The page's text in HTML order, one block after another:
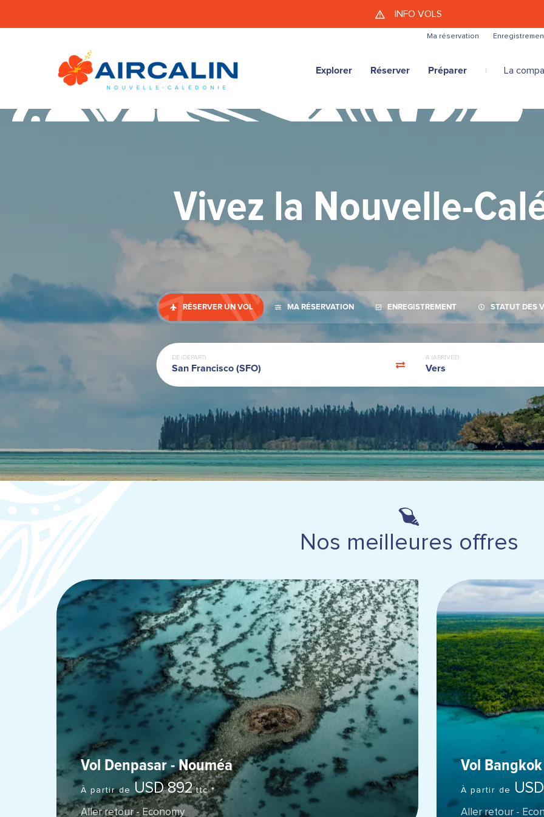
Aller au contenu principal
INFO VOLS
Ma réservation
Explorer Réserver Préparer La
Vivez la Nouvelle-
RÉSERVER UN VOL MA RÉSERVATION ENREGISTREMENT STATUT DES
DE (DÉPART)
San Francisco (SFO)
A (ARRIVÉE)
Vers
Nos meilleures offres
Vol Denpasar - Nouméa
À partir de USD 892ttc *
Aller retour - Economy
Vol
À partir de
Aller retour -